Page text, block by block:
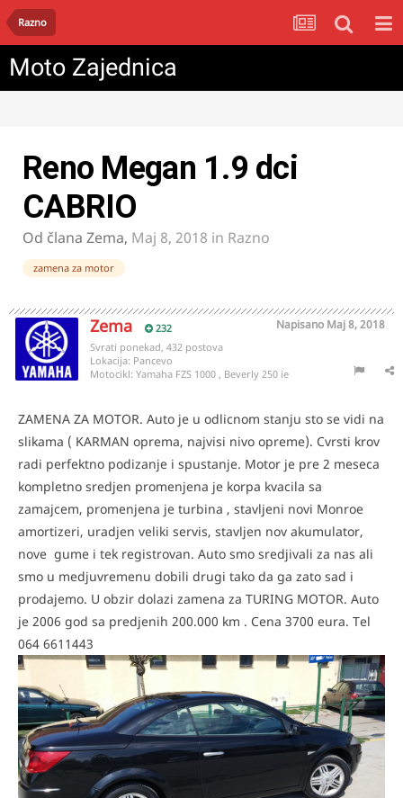
Razno
Moto Zajednica
Reno Megan 1.9 dci
CABRIO
Od člana Zema, Maj 8, 2018 in Razno
zamena za motor
Zema 232 Napisano Maj 8, 2018
Svrati ponekad, 432 postova
Lokacija: Pancevo
Motocikl: Yamaha FZS 1000 , Beverly 250 ie
ZAMENA ZA MOTOR. Auto je u odlicnom stanju sto se vidi na
slikama ( KARMAN oprema, najvisi nivo opreme). Cvrsti krov
radi perfektno podizanje i spustanje. Motor je pre 2 meseca
kompletno sredjen promenjena je korpa kvacila sa
zamajcem, promenjena je turbina , stavljeni novi Monroe
amortizeri, uradjen veliki servis, stavljen nov akumulator,
nove gume i tek registrovan. Auto smo sredjivali za nas ali
smo u medjuvremenu dobili drugi tako da ga zato sad i
prodajemo. U obzir dolazi zamena za TURING MOTOR. Auto
je 2006 god sa predjenih 200.000 km . Cena 3700 eura. Tel
064 6611443